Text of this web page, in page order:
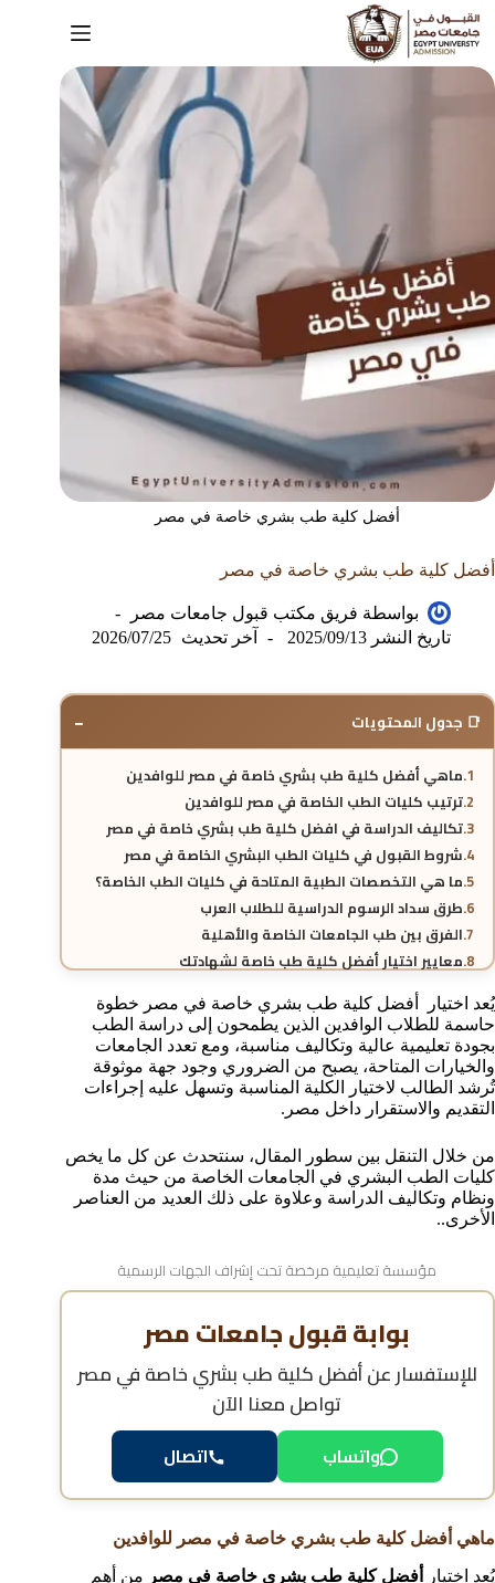
أفضل كلية طب بشري خاصة في مصر
أفضل كلية طب بشري خاصة في مصر
بواسطة فريق مكتب قبول جامعات مصر
تاريخ النشر 2025/09/13 آخر تحديث 2026/07/25
📑 جدول المحتويات −
ماهي أفضل كلية طب بشري خاصة في مصر للوافدين
ترتيب كليات الطب الخاصة في مصر للوافدين
تكاليف الدراسة في افضل كلية طب بشري خاصة في مصر
شروط القبول في كليات الطب البشري الخاصة في مصر
ما هي التخصصات الطبية المتاحة في كليات الطب الخاصة؟
طرق سداد الرسوم الدراسية للطلاب العرب
الفرق بين طب الجامعات الخاصة والأهلية
معايير اختيار أفضل كلية طب خاصة لشهادتك
الاعتمادات الدولية لكليات الطب الخاصة بمصر
الأوراق المطلوبة لتقديم الطب الخاص للوافدين
نظام الدراسة والتدريب في الكليات الخاصة
مدة دراسة الطب البشري في الجامعات الخاصة للوافدين
فرص العمل المتاحة لخريجي الطب الخاص
خطوات التقديم في كليات الطب الخاصة
كيفية ضمان القبول في أفضل كلية طب بشري خاصة في
مصر؟
الأسئلة الشائعة عن طب مصر الخاص
يُعد اختيار
أفضل كلية طب بشري خاصة في مصر خطوة
حاسمة للطلاب الوافدين الذين يطمحون إلى دراسة الطب
بجودة تعليمية عالية وتكاليف مناسبة، ومع تعدد الجامعات
والخيارات المتاحة، يصبح من الضروري وجود جهة موثوقة
تُرشد الطالب لاختيار الكلية المناسبة وتسهل عليه إجراءات
التقديم والاستقرار داخل مصر.
من خلال التنقل بين سطور المقال، سنتحدث عن كل ما يخص
كليات الطب البشري في الجامعات الخاصة من حيث مدة
ونظام وتكاليف الدراسة وعلاوة على ذلك العديد من العناصر
الأخرى..
مؤسسة تعليمية مرخصة تحت إشراف الجهات الرسمية
بوابة قبول جامعات مصر
للإستفسار عنأفضل كلية طب بشري خاصة في مصر
تواصل معنا الآن
واتساب اتصال
ماهي أفضل كلية طب بشري خاصة في مصر للوافدين
يُعد اختيار
أفضل كلية طب بشري خاصة في مصر من أهم